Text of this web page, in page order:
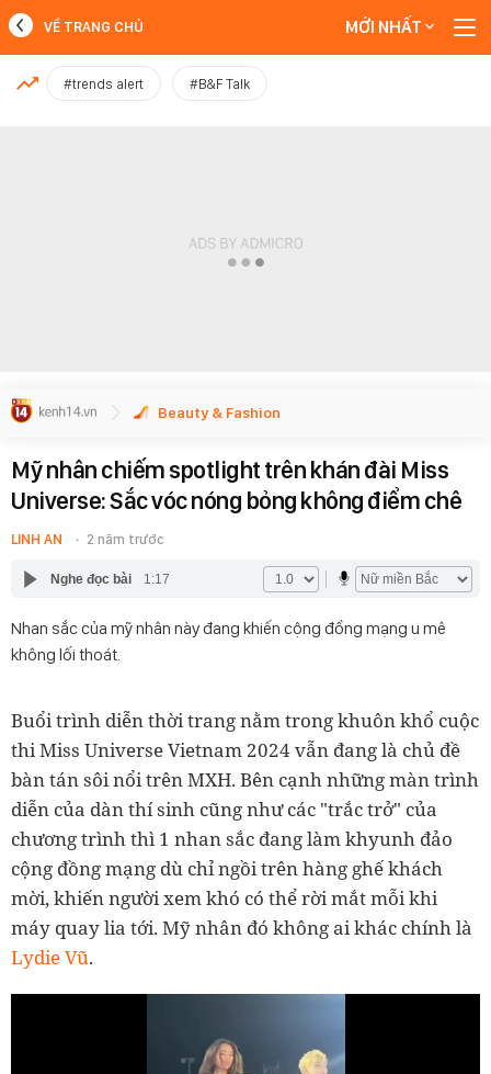
MỚI NHẤT
VỀ TRANG CHỦ MỚI NHẤT
#trends alert #B&F Talk
Beauty & Fashion
Mỹ nhân chiếm spotlight trên khán đài Miss
Universe: Sắc vóc nóng bỏng không điểm chê
LINH AN 2 năm trước
Nghe đọc bài 1:17
Nhan sắc của mỹ nhân này đang khiến cộng đồng mạng u mê
không lối thoát.
Buổi trình diễn thời trang nằm trong khuôn khổ cuộc
thi Miss Universe Vietnam 2024 vẫn đang là chủ đề
bàn tán sôi nổi trên MXH. Bên cạnh những màn trình
diễn của dàn thí sinh cũng như các "trắc trở" của
chương trình thì 1 nhan sắc đang làm khyunh đảo
cộng đồng mạng dù chỉ ngồi trên hàng ghế khách
mời, khiến người xem khó có thể rời mắt mỗi khi
máy quay lia tới. Mỹ nhân đó không ai khác chính là
Lydie Vũ.